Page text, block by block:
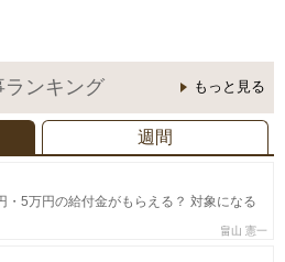
ランキング もっと見る
週間
・5万円の給付金がもらえる？ 対象になる
畠山 憲一